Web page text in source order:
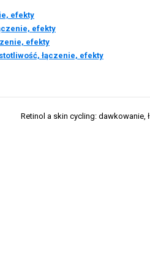
efekty
efekty
efekty
łączenie, efekty
Retinol a skin cycling: dawkowanie,